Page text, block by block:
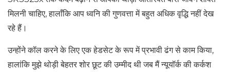
मिलनी चाहिए, हालाँकि आप ध्वनि की गुणवत्ता में बहुत अधिक वृद्धि नहीं देख
रहे हैं।
उन्होंने कॉल करने के लिए एक हेडसेट के रूप में प्रभावी ढंग से काम किया,
हालांकि मुझे थोड़ी बेहतर शोर छूट की उम्मीद थी जब मैं न्यूयॉर्क की कर्कश